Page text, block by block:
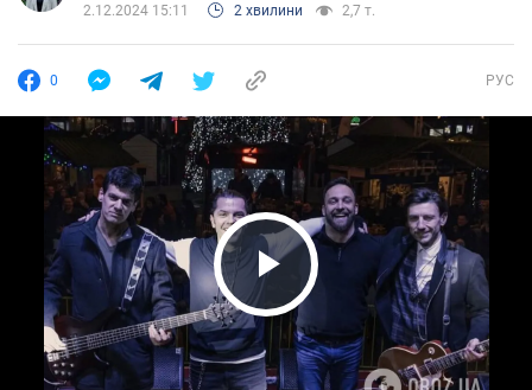
2.12.2024 15:11 2 хвилини 2,7 т.
0 РУС
Play Video